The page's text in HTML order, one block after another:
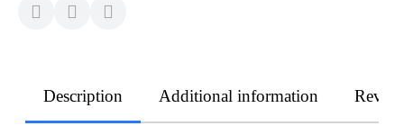
Description Additional information